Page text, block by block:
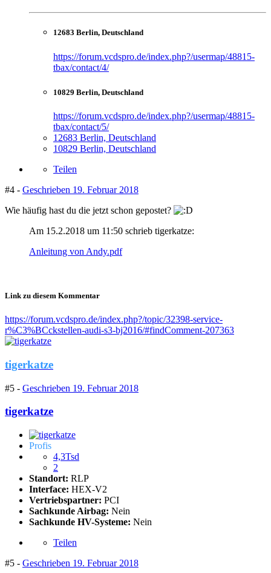
12683 Berlin, Deutschland
https://forum.vcdspro.de/index.php?/usermap/48815-
tbax/contact/4/
10829 Berlin, Deutschland
https://forum.vcdspro.de/index.php?/usermap/48815-
tbax/contact/5/
12683 Berlin, Deutschland
10829 Berlin, Deutschland
Teilen
#4 - Geschrieben 19. Februar 2018
Wie häufig hast du die jetzt schon gepostet?
Am 15.2.2018 um 11:50 schrieb tigerkatze:
Anleitung von Andy.pdf
Link zu diesem Kommentar
https://forum.vcdspro.de/index.php?/topic/32398-service-
r%C3%BCckstellen-audi-s3-bj2016/#findComment-207363
tigerkatze
#5 - Geschrieben 19. Februar 2018
tigerkatze
Profis
4,3Tsd
2
Standort: RLP
Interface: HEX-V2
Vertriebspartner: PCI
Sachkunde Airbag: Nein
Sachkunde HV-Systeme: Nein
Teilen
#5 - Geschrieben 19. Februar 2018